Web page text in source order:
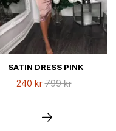
SATIN DRESS PINK
240 kr 799 kr